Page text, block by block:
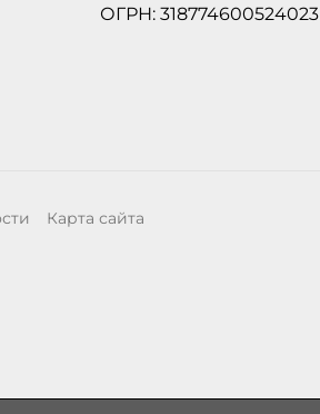
ОГРН: 318774600524023
Карта сайта